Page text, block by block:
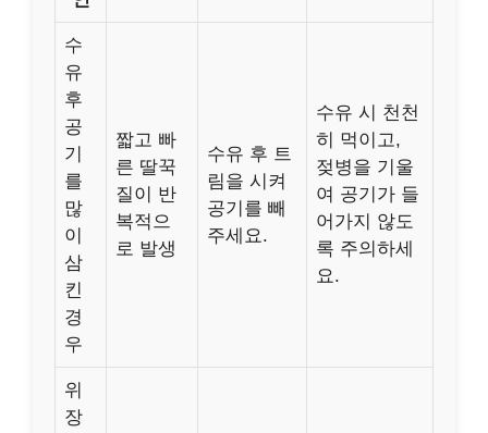
수
유
후
공
기
를
많
이
삼
킨
경
우
짧고 빠
른 딸꾹
질이 반
복적으
로 발생
수유 후 트
림을 시켜
공기를 빼
주세요.
수유 시 천천
히 먹이고,
젖병을 기울
여 공기가 들
어가지 않도
록 주의하세
요.
위
장